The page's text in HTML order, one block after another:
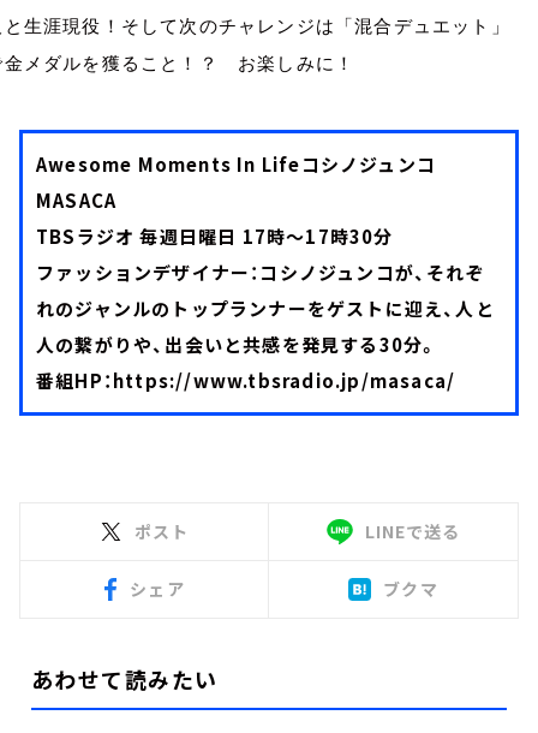
と生涯現役！そして次のチャレンジは「混合デュエット」
金メダルを獲ること！？ お楽しみに！
Awesome Moments In Lifeコシノジュンコ
MASACA
TBSラジオ 毎週日曜日 17時～17時30分
ファッションデザイナー：コシノジュンコが、それぞ
れのジャンルのトップランナーをゲストに迎え、人と
人の繋がりや、出会いと共感を発見する30分。
番組HP：https://www.tbsradio.jp/masaca/
ポスト LINEで送る
シェア ブクマ
あわせて読みたい